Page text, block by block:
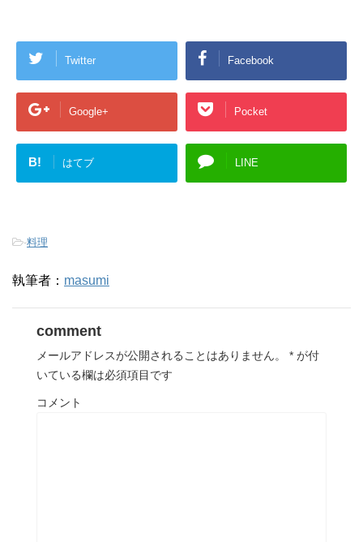
Twitter Facebook
Google+ Pocket
B! はてブ LINE
-料理
執筆者： masumi
comment
メールアドレスが公開されることはありません。 * が付
いている欄は必須項目です
コメント